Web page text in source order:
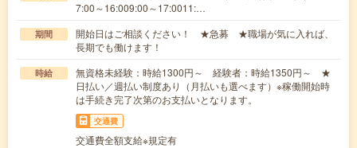
7:00～16:009:00～17:0011:…
期間
開始日はご相談ください！ ★急募 ★職場が気に入れば、
長期でも働けます！
時給
無資格未経験：時給1300円～ 経験者：時給1350円～ ★
日払い／週払い制度あり（月払いも選べます）※稼働開始時
は手続き完了次第のお支払いとなります。
交通費
交通費全額支給※規定有